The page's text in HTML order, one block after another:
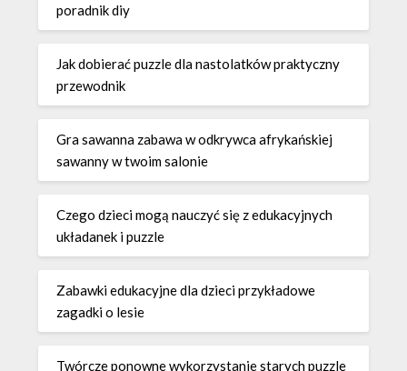
poradnik diy
Jak dobierać puzzle dla nastolatków praktyczny
przewodnik
Gra sawanna zabawa w odkrywca afrykańskiej
sawanny w twoim salonie
Czego dzieci mogą nauczyć się z edukacyjnych
układanek i puzzle
Zabawki edukacyjne dla dzieci przykładowe
zagadki o lesie
Twórcze ponowne wykorzystanie starych puzzle